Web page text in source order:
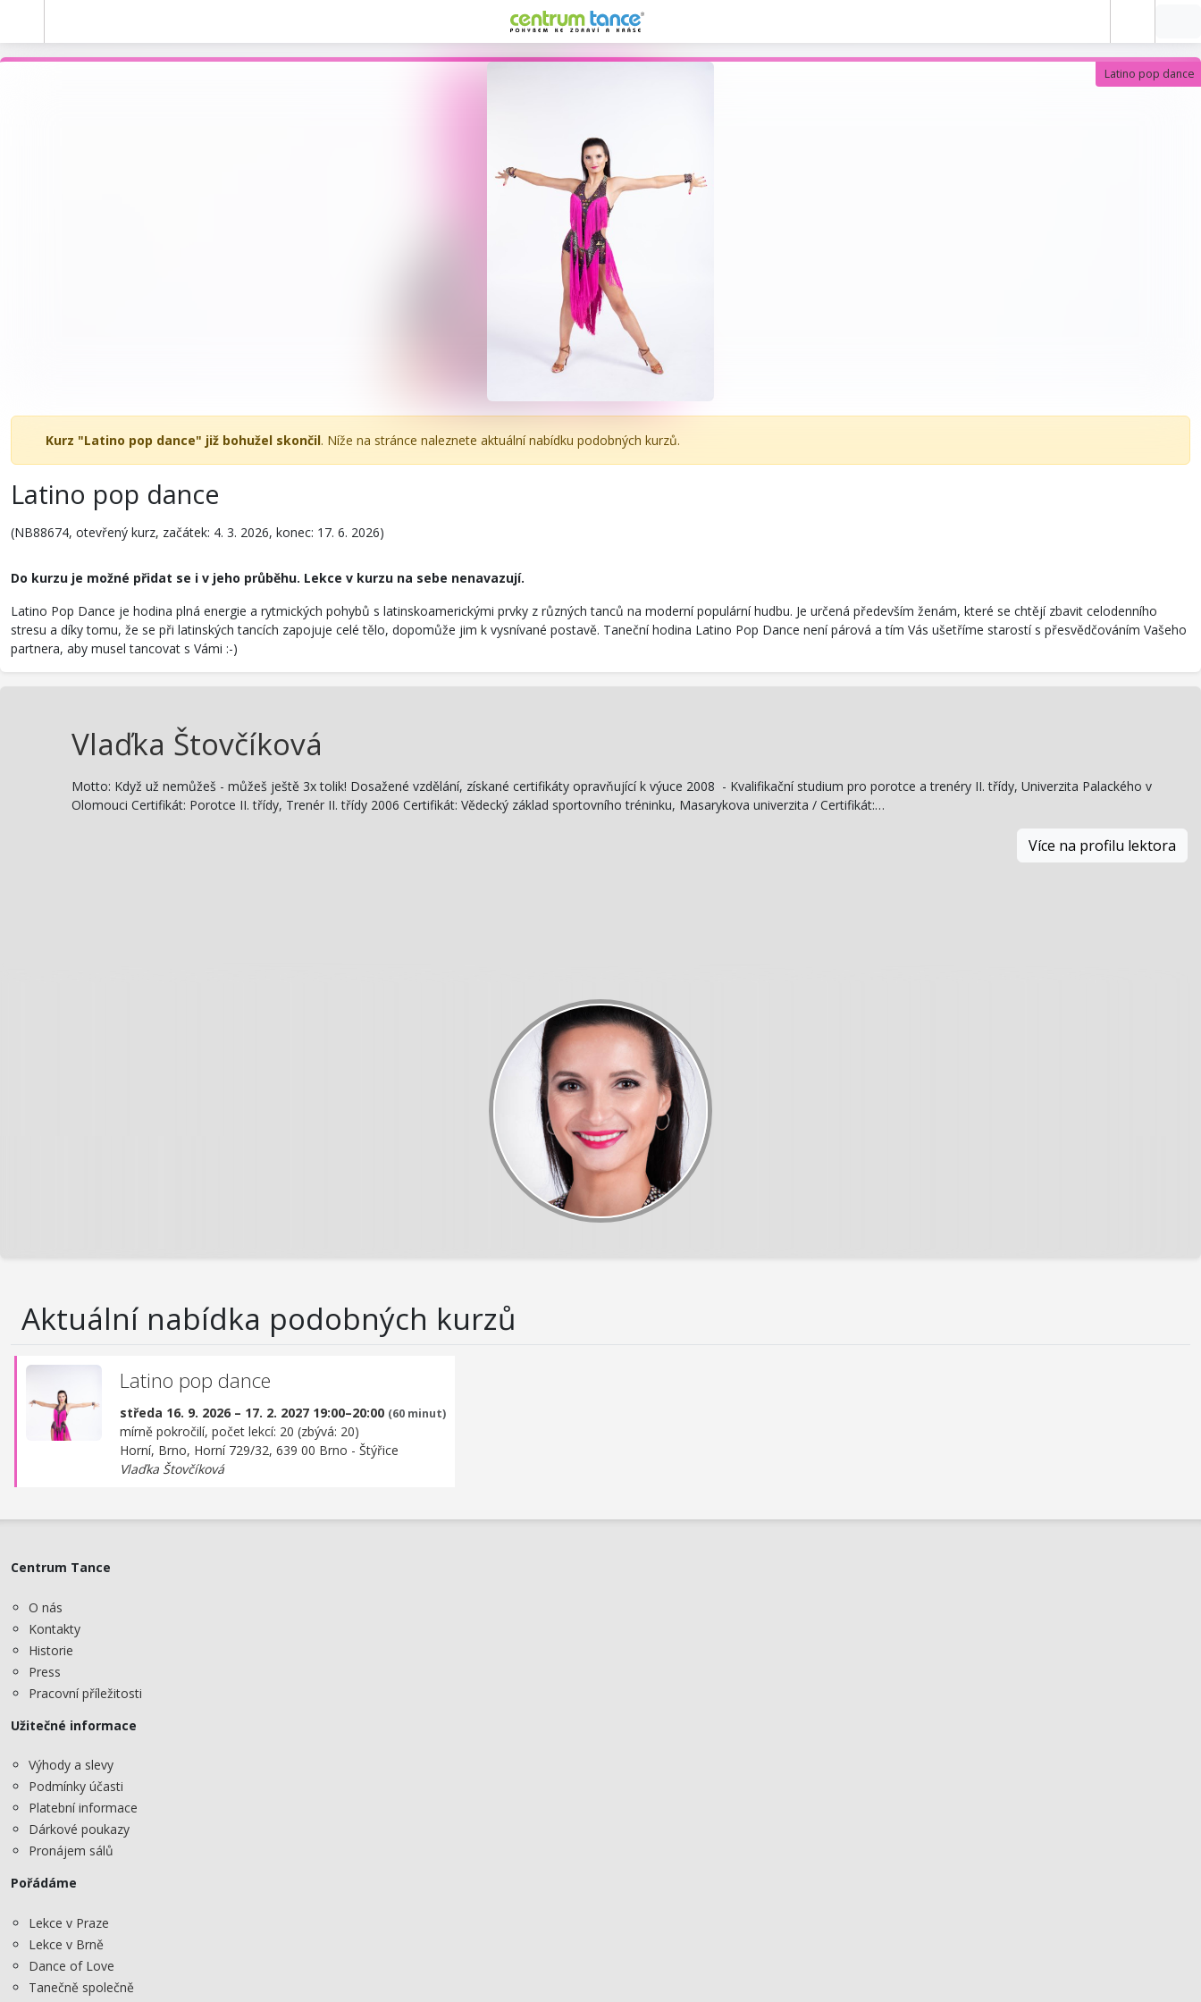
Latino pop dance
Kurz "Latino pop dance" již bohužel skončil. Níže na stránce naleznete aktuální nabídku podobných kurzů.
Latino pop dance
(NB88674, otevřený kurz, začátek: 4. 3. 2026, konec: 17. 6. 2026)
Do kurzu je možné přidat se i v jeho průběhu. Lekce v kurzu na sebe nenavazují.
Latino Pop Dance je hodina plná energie a rytmických pohybů s latinskoamerickými prvky z různých tanců na moderní populární hudbu. Je určená především ženám, které se chtějí zbavit celodenního
stresu a díky tomu, že se při latinských tancích zapojuje celé tělo, dopomůže jim k vysnívané postavě. Taneční hodina Latino Pop Dance není párová a tím Vás ušetříme starostí s přesvědčováním Vašeho
partnera, aby musel tancovat s Vámi :-)
Vlaďka Štovčíková
Motto: Když už nemůžeš - můžeš ještě 3x tolik! Dosažené vzdělání, získané certifikáty opravňující k výuce 2008 - Kvalifikační studium pro porotce a trenéry II. třídy, Univerzita Palackého v
Olomouci Certifikát: Porotce II. třídy, Trenér II. třídy 2006 Certifikát: Vědecký základ sportovního tréninku, Masarykova univerzita / Certifikát:…
Více na profilu lektora
Aktuální nabídka podobných kurzů
Latino pop dance
středa 16. 9. 2026 – 17. 2. 2027 19:00–20:00 (60 minut)
mírně pokročilí, počet lekcí: 20 (zbývá: 20)
Horní, Brno, Horní 729/32, 639 00 Brno - Štýřice
Vlaďka Štovčíková
Centrum Tance
O nás
Kontakty
Historie
Press
Pracovní příležitosti
Užitečné informace
Výhody a slevy
Podmínky účasti
Platební informace
Dárkové poukazy
Pronájem sálů
Pořádáme
Lekce v Praze
Lekce v Brně
Dance of Love
Tanečně společně